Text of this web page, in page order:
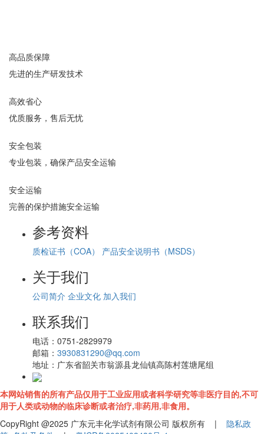
高品质保障
先进的生产研发技术
高效省心
优质服务，售后无忧
安全包装
专业包装，确保产品安全运输
安全运输
完善的保护措施安全运输
参考资料
质检证书（COA） 产品安全说明书（MSDS）
关于我们
公司简介 企业文化 加入我们
联系我们
电话： 0751-2829979
邮箱： 3930831290@qq.com
地址： 广东省韶关市翁源县龙仙镇高陈村莲塘尾组
本网站销售的所有产品仅用于工业应用或者科学研究等非医疗目的,不可
用于人类或动物的临床诊断或者治疗,非药用,非食用。
CopyRight @2025 广东元丰化学试剂有限公司 版权所有 | 隐私政